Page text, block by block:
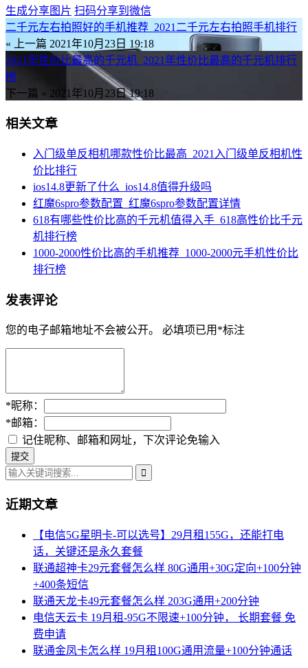
生成分享图片 扫码分享到微信
二千元左右拍照好的手机推荐_2021二千元左右拍照手机排行
« 上一篇 2021年10月23日 19:18
2021年性价比最高的千元机_2021年性价比最高的千元机排行
榜
下一篇 » 2021年10月23日 19:18
相关文章
入门级单反相机哪款性价比最高_2021入门级单反相机性
价比排行
ios14.8更新了什么_ios14.8值得升级吗
红魔6spro参数配置_红魔6spro参数配置详情
618有哪些性价比高的千元机值得入手_618高性价比千元
机排行榜
1000-2000性价比高的手机推荐_1000-2000元手机性价比
排行榜
发表评论
您的电子邮箱地址不会被公开。 必填项已用 *标注
*昵称：
*邮箱：
记住昵称、邮箱和网址，下次评论免输入
近期文章
【电信5G星明卡-可以选号】29月租155G，还能打电
话，关键还是永久套餐
联通超神卡29元套餐怎么样 80G通用+30G定向+100分钟
+400条短信
联通天龙卡49元套餐怎么样 203G通用+200分钟
电信天云卡 19月租-95G不限速+100分钟， 长期套餐 免
费申请
联通金凤卡怎么样 19月租100G通用流量+100分钟通话